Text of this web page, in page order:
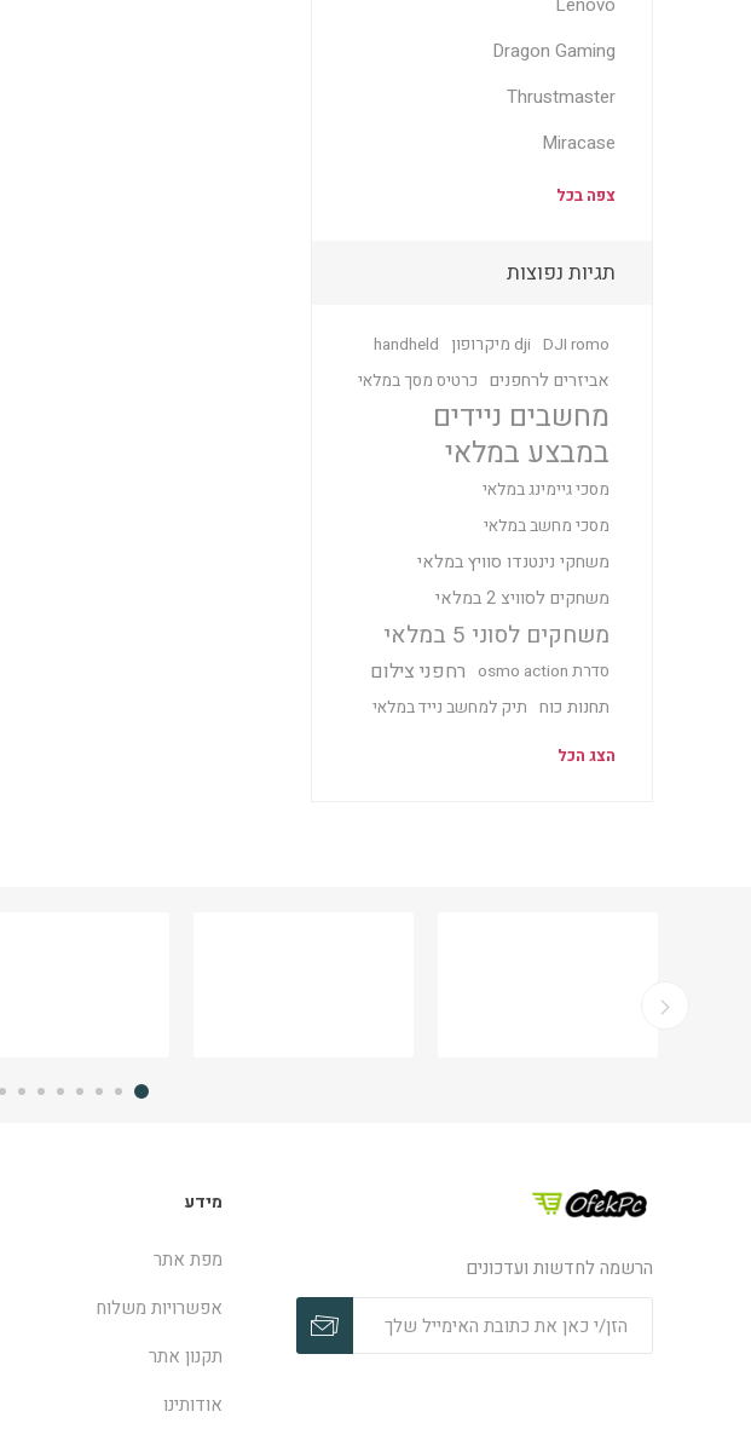
Dragon Gaming
Thrustmaster
Miracase
צפה בכל
תגיות נפוצות
DJI romo dji מיקרופון handheld
אביזרים לרחפנים כרטיס מסך במלאי
מחשבים ניידים
במבצע במלאי
מסכי גיימינג במלאי
מסכי מחשב במלאי
משחקי נינטנדו סוויץ במלאי
משחקים לסוויצ 2 במלאי
משחקים לסוני 5 במלאי
סדרת osmo action רחפני צילום
תחנות כוח תיק למחשב נייד במלאי
הצג הכל
הרשמה לחדשות ועדכונים
מידע
מפת אתר
אפשרויות משלוח
תקנון אתר
אודותינו